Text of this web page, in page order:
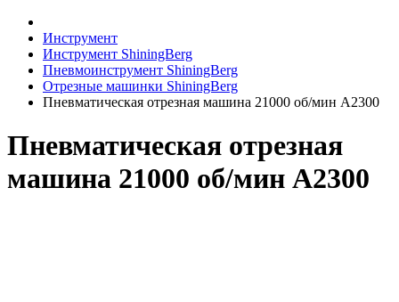
Инструмент
Инструмент ShiningBerg
Пневмоинструмент ShiningBerg
Отрезные машинки ShiningBerg
Пневматическая отрезная машина 21000 об/мин A2300
Пневматическая отрезная
машина 21000 об/мин A2300